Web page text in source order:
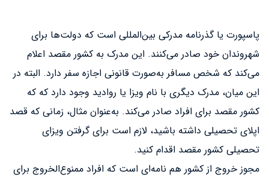
پاسپورت یا گذرنامه مدرکی بین‌المللی است که دولت‌ها برای
شهروندان خود صادر می‌کنند. این مدرک به کشور مقصد اعلام
می‌کند که شخص مسافر به‌صورت قانونی اجازه سفر دارد. البته در
این میان، مدرک دیگری با نام ویزا یا روادید وجود دارد که که
کشور مقصد برای افراد صادر می‌کند. به‌عنوان مثال، زمانی که قصد
اپلای تحصیلی داشته باشید، لازم است برای گرفتن ویزای
تحصیلی کشور مقصد اقدام کنید.
مجوز خروج از کشور هم نامه‌ای است که افراد ممنوع‌الخروج برای